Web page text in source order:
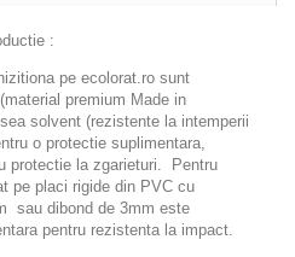
:
pe ecolorat.ro sunt
premium Made in
solvent (rezistente la intemperii
o protectie suplimentara,
protectie la zgarieturi. Pentru
pe placi rigide din PVC cu
sau dibond de 3mm este
pentru rezistenta la impact.